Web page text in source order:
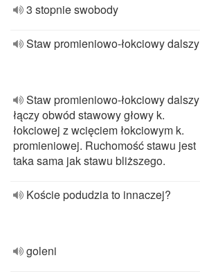
3 stopnie swobody
Staw promieniowo-łokciowy dalszy
Staw promieniowo-łokciowy dalszy
łączy obwód stawowy głowy k.
łokciowej z wcięciem łokciowym k.
promieniowej. Ruchomość stawu jest
taka sama jak stawu bliższego.
Koście podudzia to innaczej?
goleni